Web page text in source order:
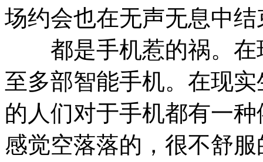
场约会也在无声无息中结
都是手机惹的祸。在
至多部智能手机。在现
的人们对于手机都有一
感觉空落落的，很不舒